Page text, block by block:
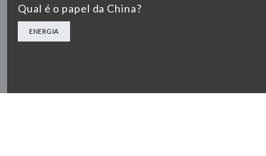
Qual é o papel da China?
ENERGIA